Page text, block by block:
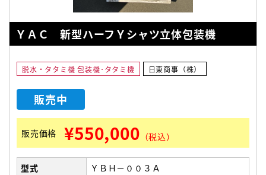
ＹＡＣ 新型ハーフＹシャツ立体包装機
脱水・タタミ機 包装機･タタミ機 日東商事（株）
販売中
販売価格 ¥550,000 （税込）
型式
ＹＢＨ－００３Ａ